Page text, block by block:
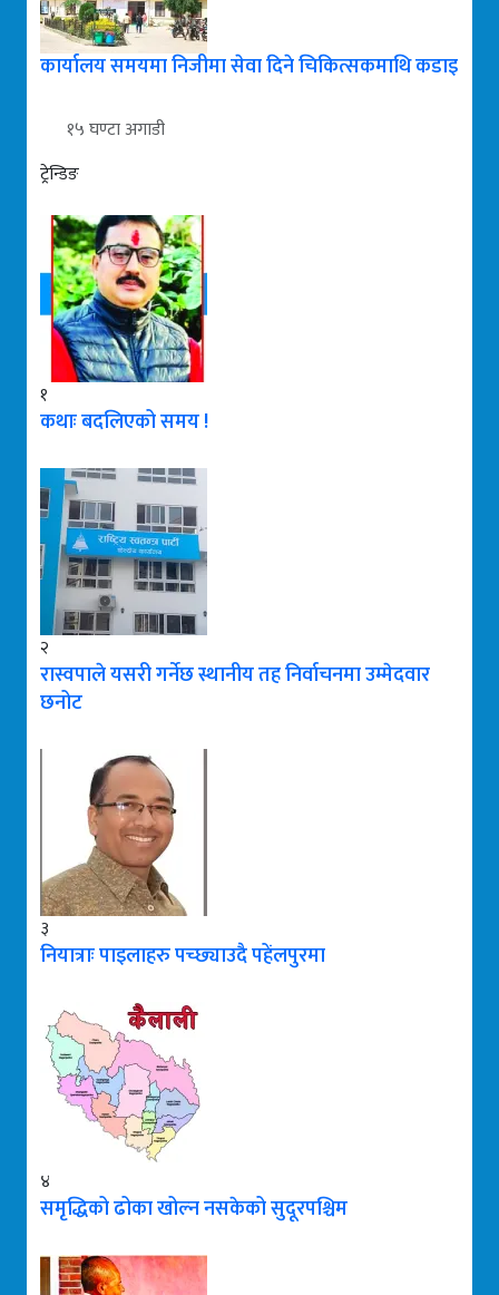
कार्यालय समयमा निजीमा सेवा दिने चिकित्सकमाथि कडाइ
१५ घण्टा अगाडी
ट्रेन्डिङ
१
कथाः बदलिएको समय !
२
रास्वपाले यसरी गर्नेछ स्थानीय तह निर्वाचनमा उम्मेदवार
छनोट
३
नियात्राः पाइलाहरु पच्छ्याउदै पहेंलपुरमा
४
समृद्धिको ढोका खोल्न नसकेको सुदूरपश्चिम